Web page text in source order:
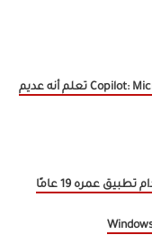
الحقيقة المرة حول Copilot: Microsoft تعلم أنه عديم
4 أسباب تدفعني لاستخدام تطبيق عمره 19 عامًا